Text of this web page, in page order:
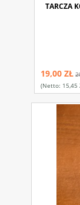
TARCZA
19,00 ZŁ
(netto: 15,45